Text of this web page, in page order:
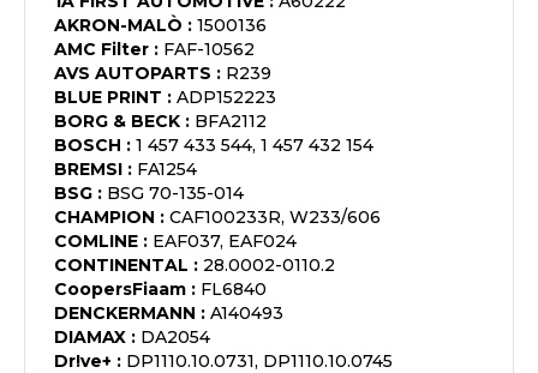
AKRON-MALÒ : 1500136
AMC Filter : FAF-10562
AVS AUTOPARTS : R239
BLUE PRINT : ADP152223
BORG & BECK : BFA2112
BOSCH : 1 457 433 544, 1 457 432 154
BREMSI : FA1254
BSG : BSG 70-135-014
CHAMPION : CAF100233R, W233/606
COMLINE : EAF037, EAF024
CONTINENTAL : 28.0002-0110.2
CoopersFiaam : FL6840
DENCKERMANN : A140493
DIAMAX : DA2054
Dr!ve+ : DP1110.10.0731, DP1110.10.0745